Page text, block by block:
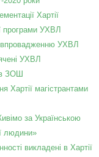
Хартії
програми УХВЛ
впровадженню УХВЛ
УХВЛ
ЗОШ
Хартії магістрантами
за Українською
людини»
викладені в Хартії